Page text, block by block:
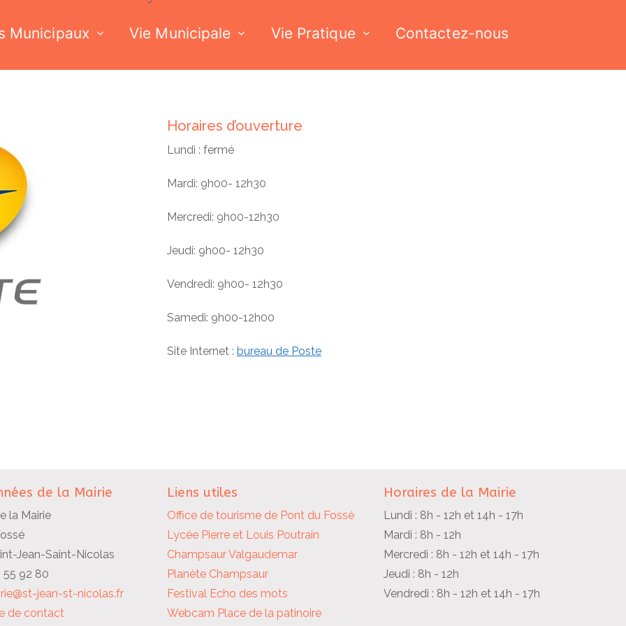
Municipaux Vie Municipale Vie Pratique Contactez-nous
Horaires d’ouverture
Lundi : fermé
Mardi: 9h00- 12h30
Mercredi: 9h00-12h30
Jeudi: 9h00- 12h30
Vendredi: 9h00- 12h30
Samedi: 9h00-12h00
Site Internet : bureau de Poste
de la Mairie
la Mairie
Jean-Saint-Nicolas
55 92 80
jean-st-nicolas.fr
de contact
Liens utiles
Office de tourisme de Pont du Fossé
Lycée Pierre et Louis Poutrain
Champsaur Valgaudemar
Planète Champsaur
Festival Echo des mots
Webcam Place de la patinoire
Horaires de la Mairie
Lundi : 8h - 12h et 14h - 17h
Mardi : 8h - 12h
Mercredi : 8h - 12h et 14h - 17h
Jeudi : 8h - 12h
Vendredi : 8h - 12h et 14h - 17h